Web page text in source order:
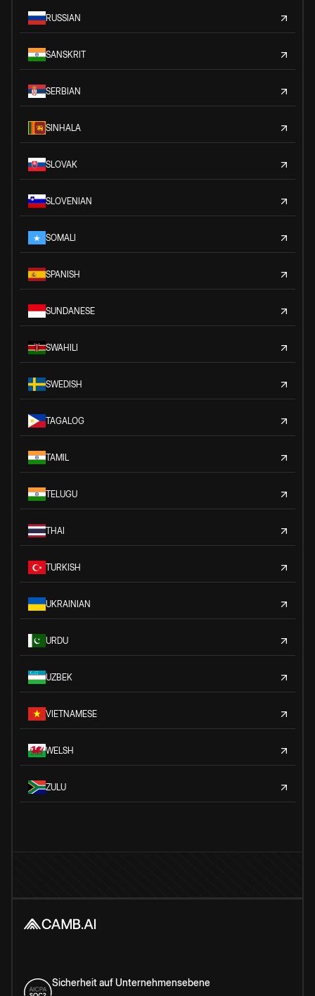
RUSSIAN
SANSKRIT
SERBIAN
SINHALA
SLOVAK
SLOVENIAN
SOMALI
SPANISH
SUNDANESE
SWAHILI
SWEDISH
TAGALOG
TAMIL
TELUGU
THAI
TURKISH
UKRAINIAN
URDU
UZBEK
VIETNAMESE
WELSH
ZULU
Sicherheit auf Unternehmensebene